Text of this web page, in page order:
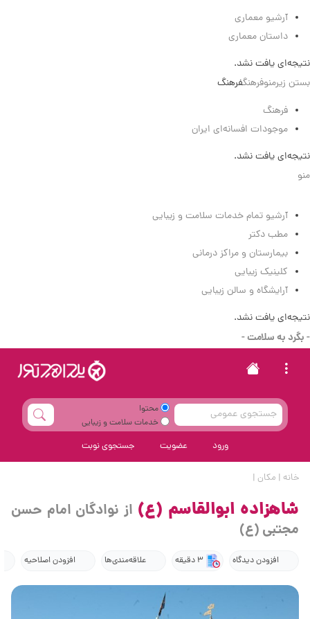
آرشیو معماری
داستان معماری
نتیجه‌ای یافت نشد.
بستن زیرمنوفرهنگفرهنگ
فرهنگ
موجودات افسانه‌ای ایران
نتیجه‌ای یافت نشد.
منو
آرشیو تمام خدمات سلامت و زیبایی
مطب دکتر
بیمارستان و مراکز درمانی
کلینیک زیبایی
آرایشگاه و سالن زیبایی
نتیجه‌ای یافت نشد.
- بگرد به سلامت -
محتوا
خدمات سلامت و زیبایی
ورود عضویت جستجوی نوبت
خانه | مکان |
شاهزاده ابوالقاسم (ع) از نوادگان امام حسن
مجتبی (ع)
افزودن دیدگاه 3 دقیقه علاقه‌مندی‌ها افزودن اصلاحیه